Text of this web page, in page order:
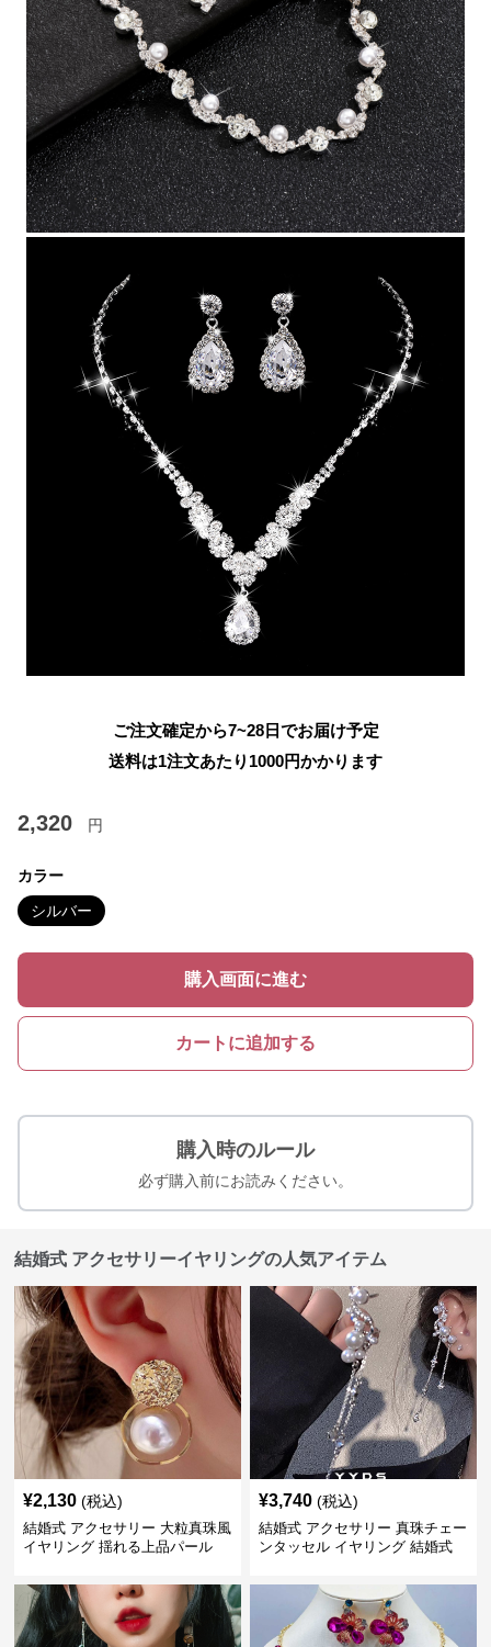
ご注文確定から7~28日でお届け予定
送料は1注文あたり 1000円かかります
2,320 円
カラー
シルバー
購入画面に進む
カートに追加する
購入時のルール
必ず購入前にお読みください。
結婚式 アクセサリーイヤリングの人気アイテム
¥2,130 (税込)
結婚式 アクセサリー 大粒真珠風
イヤリング 揺れる上品パール
¥3,740 (税込)
結婚式 アクセサリー 真珠チェー
ンタッセル イヤリング 結婚式